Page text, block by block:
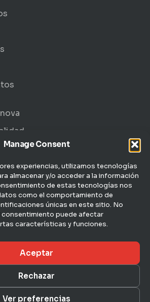
Manage Consent
experiencias, utilizamos tecnologías
almacenar y/o acceder a la información
de estas tecnologías nos
como el comportamiento de
únicas en este sitio. No
puede afectar
características y funciones.
Aceptar
Rechazar
Ver preferencias
ENTRII
4 — 1ª
Empresarial de